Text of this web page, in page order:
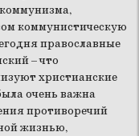
коммунистическую
православные
– что
христианские
очень важна
противоречий
жизнью,